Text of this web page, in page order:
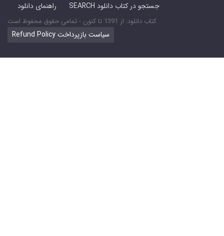
راهنمای دانلود
SEARCH جستجو در کتاب دانلود
کتاب دانلود: از 1391 تا کنون - تمامی حقوق محفوظ است
Refund Policy سیاست بازپرداخت